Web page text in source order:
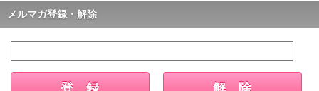
メルマガ登録・解除